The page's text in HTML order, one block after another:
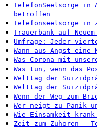
TelefonSeelsorge in
betroffen
Telefonseelsorge in
Trauerbank auf
Umfrage: Jeder
Wann aus Angst
Was Corona mit
Was tun, wenn das
Welttag der
Welttag der
Wenn der Weg zum
Wer neigt zu Panik
Wie Einsamkeit krank
Zeit zum Zuhören –